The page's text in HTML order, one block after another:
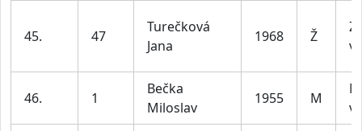
45. 47
Turečková
Jana
1968 Ž
46. 1
Bečka
Miloslav
1955 M